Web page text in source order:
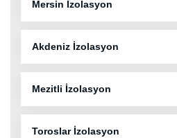
Mersin İzolasyon
Akdeniz İzolasyon
Mezitli İzolasyon
Toroslar İzolasyon